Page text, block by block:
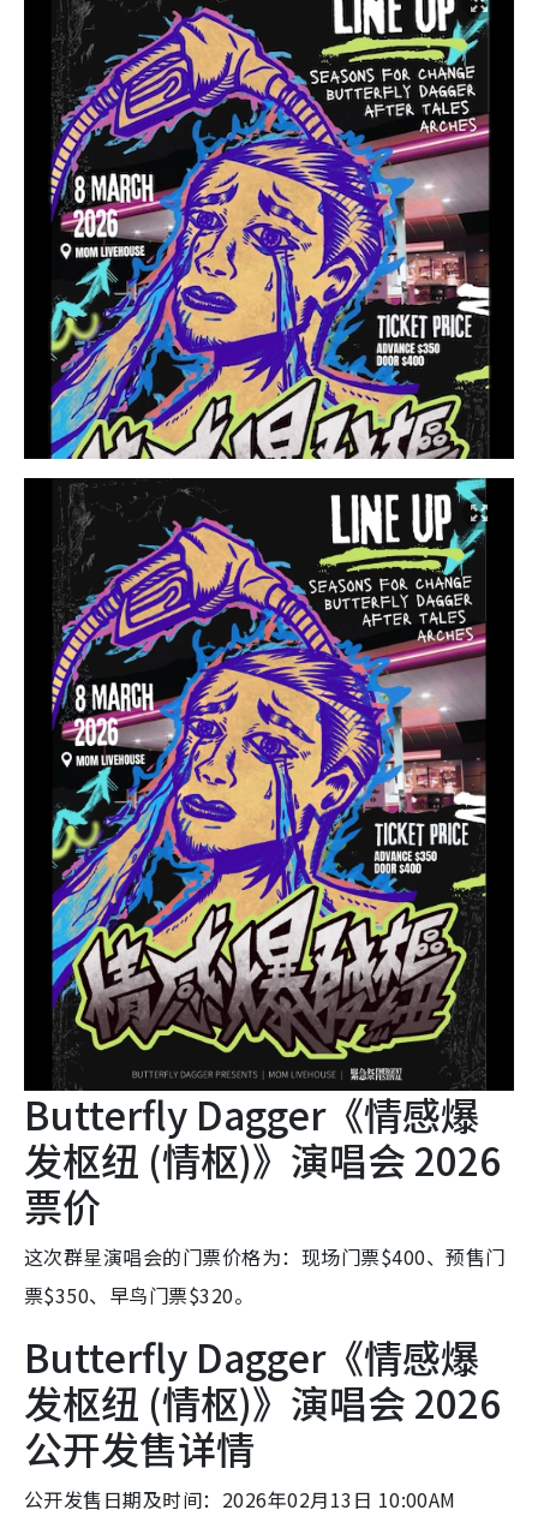
Butterfly Dagger《情感爆
发枢纽 (情枢)》演唱会 2026
票价
这次群星演唱会的门票价格为：现场门票$400、预售门
票$350、早鸟门票$320。
Butterfly Dagger《情感爆
发枢纽 (情枢)》演唱会 2026
公开发售详情
公开发售日期及时间：2026年02月13日 10:00AM